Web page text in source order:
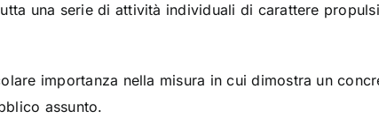
una serie di attività individuali di carattere
importanza nella misura in cui dimostra un
assunto.